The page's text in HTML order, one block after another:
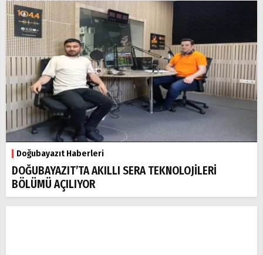
Doğubayazıt Haberleri
DOĞUBAYAZIT’TA AKILLI SERA TEKNOLOJİLERİ
BÖLÜMÜ AÇILIYOR